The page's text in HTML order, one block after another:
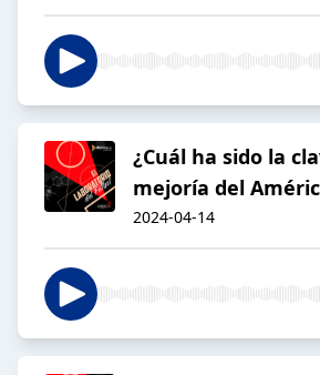
¿Cuál ha sido la
mejoría del
2024-04-14